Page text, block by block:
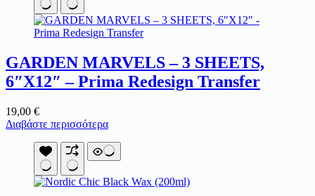
GARDEN MARVELS – 3 SHEETS,
6″X12″ – Prima Redesign Transfer
19,00 €
Διαβάστε περισσότερα